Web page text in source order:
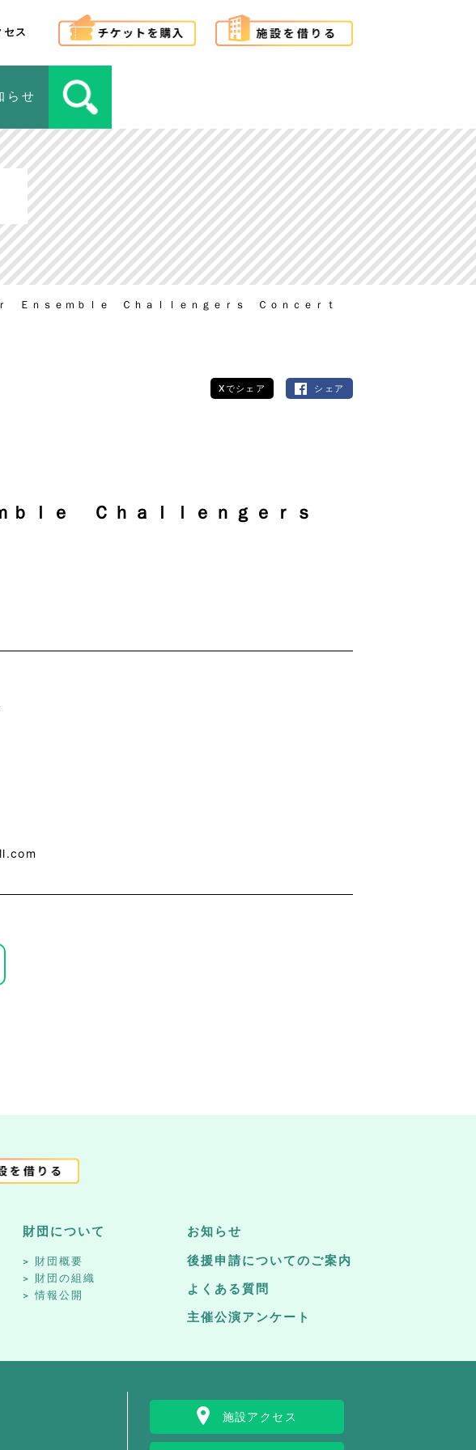
セス
らせ
Ｅｎｓｅｍｂｌｅ Ｃｈａｌｌｅｎｇｅｒｓ Ｃｏｎｃｅｒｔ
Xでシェア シェア
ｂｌｅ Ｃｈａｌｌｅｎｇｅｒｓ
財団について
財団概要
財団の組織
情報公開
お知らせ
後援申請についてのご案内
よくある質問
主催公演アンケート
施設アクセス